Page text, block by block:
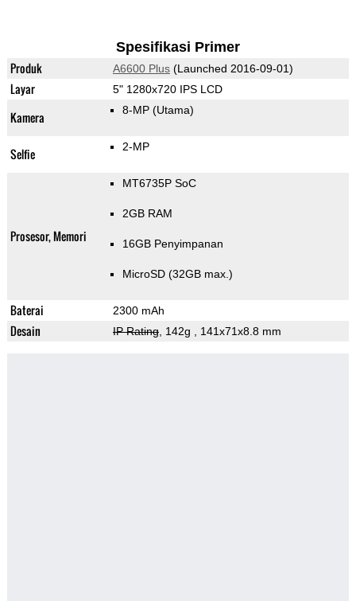
Spesifikasi Primer
Produk A6600 Plus(Launched 2016-09-01)
Layar 5" 1280x720 IPS LCD
Kamera 8-MP (Utama)
Selfie 2-MP
Prosesor, Memori
MT6735P SoC
2GB RAM
16GB Penyimpanan
MicroSD (32GB max.)
Baterai 2300 mAh
Desain IP Rating, 142g , 141x71x8.8 mm